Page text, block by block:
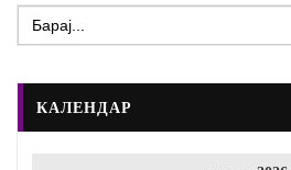
Search
for:
КАЛЕНДАР